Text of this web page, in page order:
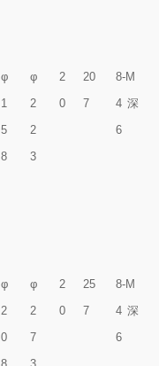
φ
1
5
8
φ
2
2
3
2
0
20
7
8-M
4深
6
φ
2
0
φ
2
7
2
0
25
7
8-M
4深
6